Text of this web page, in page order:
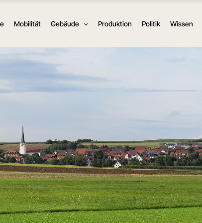
Mobilität Gebäude Produktion Politik Wissen